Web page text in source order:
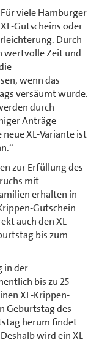
viele Hamburger
Gutscheins oder
Durch
wertvolle Zeit und
wenn das
versäumt wurde.
durch
Anträge
XL-Variante ist
zur Erfüllung des
mit
erhalten in
Gutschein
auch den XL-
bis zum
in der
bis zu 25
XL-Krippen-
Geburtstag des
herum findet
wird ein XL-